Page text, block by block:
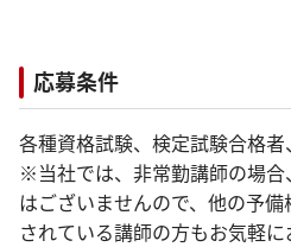
応募条件
各種資格試験、検定試験合格
※当社では、非常勤講師の場
はございませんので、他の予
されている講師の方もお気軽に